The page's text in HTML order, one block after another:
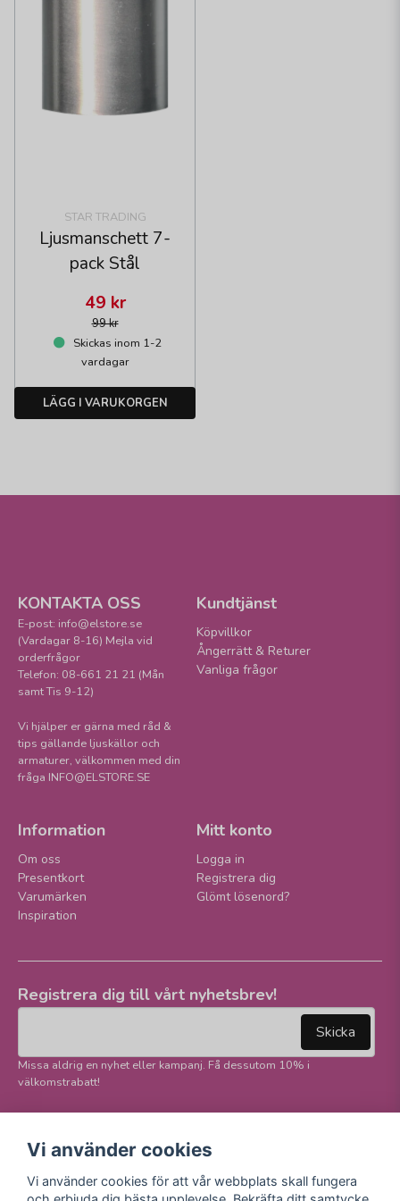
STAR TRADING
Ljusmanschett 7-
pack Stål
99 kr
49 kr
Skickas inom 1-2
vardagar
LÄGG I VARUKORGEN
KONTAKTA OSS
E-post: info@elstore.se
(Vardagar 8-16) Mejla vid
orderfrågor
Telefon: 08-661 21 21 (Mån
samt Tis 9-12)
Vi hjälper er gärna med råd &
tips gällande ljuskällor och
armaturer, välkommen med din
fråga INFO@ELSTORE.SE
Kundtjänst
Köpvillkor
Ångerrätt & Returer
Vanliga frågor
Information
Om oss
Presentkort
Varumärken
Inspiration
Mitt konto
Logga in
Registrera dig
Glömt lösenord?
Registrera dig till vårt nyhetsbrev!
Skicka
Missa aldrig en nyhet eller kampanj. Få dessutom 10% i
välkomstrabatt!
sociala medier!
Facebook
E-handel
Vi använder cookies
Vi använder cookies för att vår webbplats skall fungera